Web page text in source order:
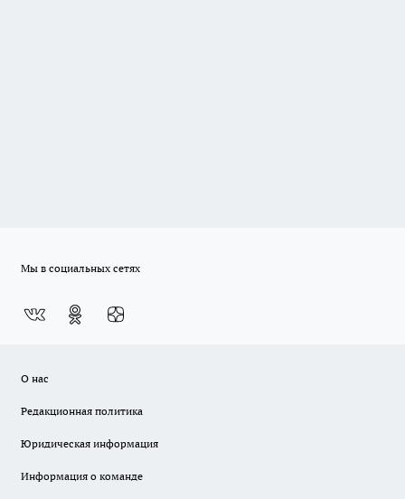
Мы в социальных сетях
О нас
Редакционная политика
Юридическая информация
Информация о команде